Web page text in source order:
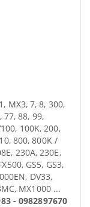
MX3, 7, 8, 300,
77, 88, 99,
100K, 200,
800, 800K /
230A, 230E,
GS5, GS3,
DV33,
MX1000 ...
- 0982897670